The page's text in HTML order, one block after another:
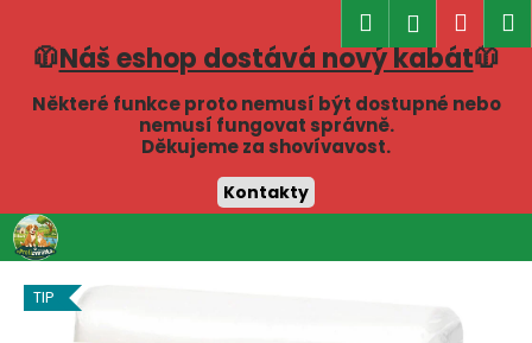
🧥Náš eshop dostává nový kabát🧥
Některé funkce proto nemusí být dostupné nebo
nemusí fungovat správně.
Děkujeme za shovívavost.
Kontakty
Přejít
na
obsah
Hledat
košík
TIP
Zpět
Zpět
o
t
ř
e